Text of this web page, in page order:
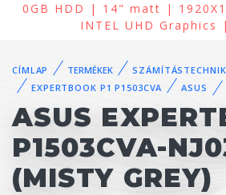
0GB HDD | 14" matt |
INTEL UHD Graphics
CÍMLAP TERMÉKEK
EXPERTBOOK P1 P1503CVA
ASUS
ASUS
P1503CVA-
(MISTY GREY)